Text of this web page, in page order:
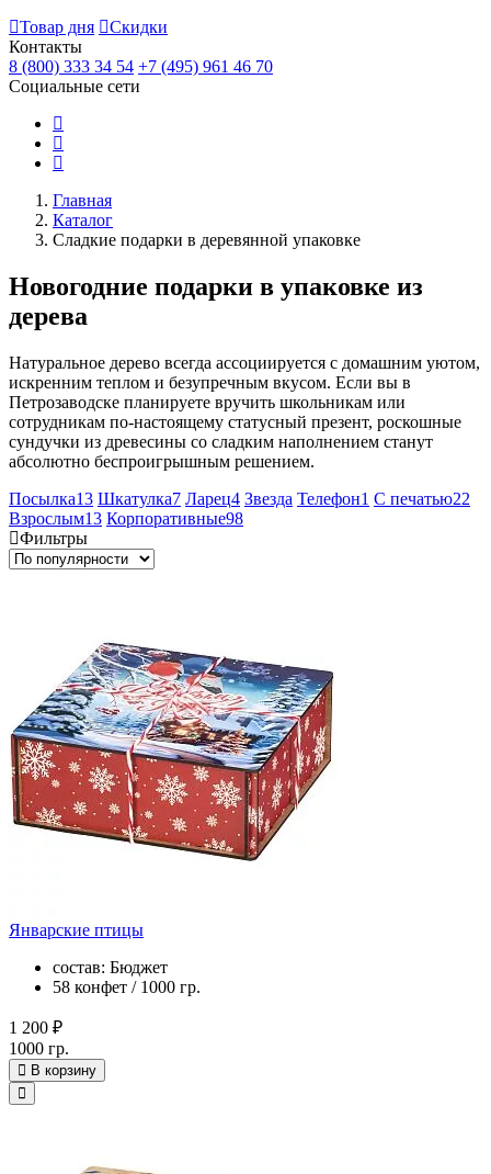
Товар дня
Скидки
Контакты
8 (800) 333 34 54 +7 (495) 961 46 70
Социальные сети
Главная
Каталог
Сладкие подарки в деревянной упаковке
Новогодние подарки в упаковке из
дерева
Натуральное дерево всегда ассоциируется с домашним уютом,
искренним теплом и безупречным вкусом. Если вы в
Петрозаводске планируете вручить школьникам или
сотрудникам по-настоящему статусный презент, роскошные
сундучки из древесины со сладким наполнением станут
абсолютно беспроигрышным решением.
Посылка13 Шкатулка7 Ларец4 Звезда Телефон1 С печатью22
Взрослым13 Корпоративные98
Фильтры
Январские птицы
состав: Бюджет
58 конфет / 1000 гр.
1 200 ₽
1000 гр.
В корзину